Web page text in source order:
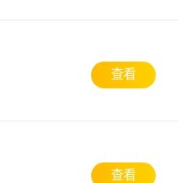
查看
查看